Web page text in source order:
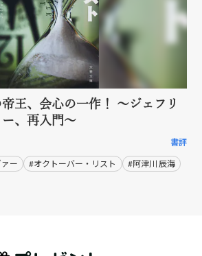
王、会心の一作！ ～ジェフリ
、再入門～
書評
ー #オクトーバー・リスト #阿津川 辰海